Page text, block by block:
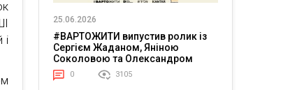
і
25.06.2026
#ВАРТОЖИТИ випустив ролик із
Сергієм Жаданом, Яніною
Соколовою та Олександром
Тереном про життя в постійній
напрузі
0 3105